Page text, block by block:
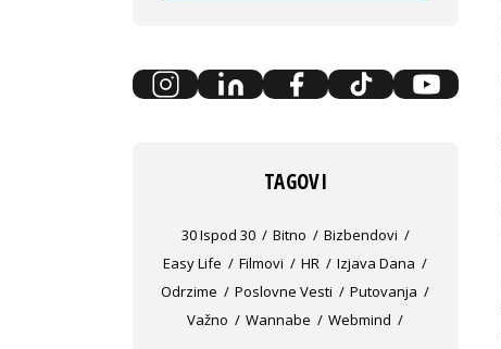
TAGOVI
30 Ispod 30 Bitno
Bizbendovi
Easy Life
Filmovi HR
Izjava Dana
Odrzime
Poslovne Vesti
Putovanja
Važno
Wannabe Webmind